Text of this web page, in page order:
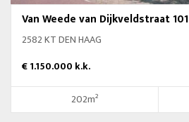
Van Weede van Dijkveldstraat 101
2582 KT DEN HAAG
€ 1.150.000 k.k.
202m²